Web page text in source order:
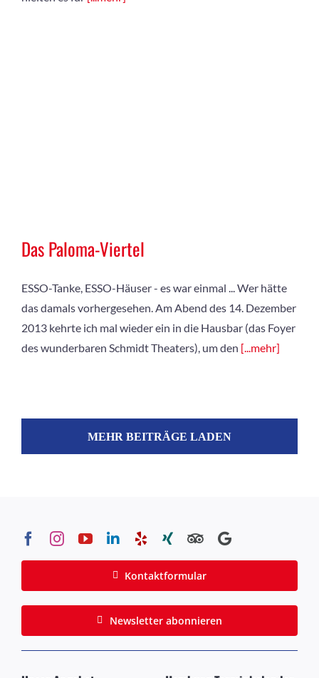
Das Paloma-Viertel
ESSO-Tanke, ESSO-Häuser - es war einmal ... Wer hätte
das damals vorhergesehen. Am Abend des 14. Dezember
2013 kehrte ich mal wieder ein in die Hausbar (das Foyer
des wunderbaren Schmidt Theaters), um den [...mehr]
MEHR BEITRÄGE LADEN
Kontaktformular
Newsletter abonnieren